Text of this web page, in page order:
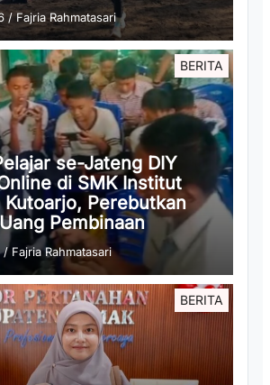
/Fajria Rahmatasari
BERITA
se-Jateng DIY
di SMK Institut
Kutoarjo, Perebutkan
Pembinaan
/ Fajria Rahmatasari
BERITA